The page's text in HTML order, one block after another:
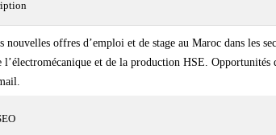
nouvelles offres d’emploi et de stage au Maroc dans les
l’électromécanique et de la production HSE. Opportunités